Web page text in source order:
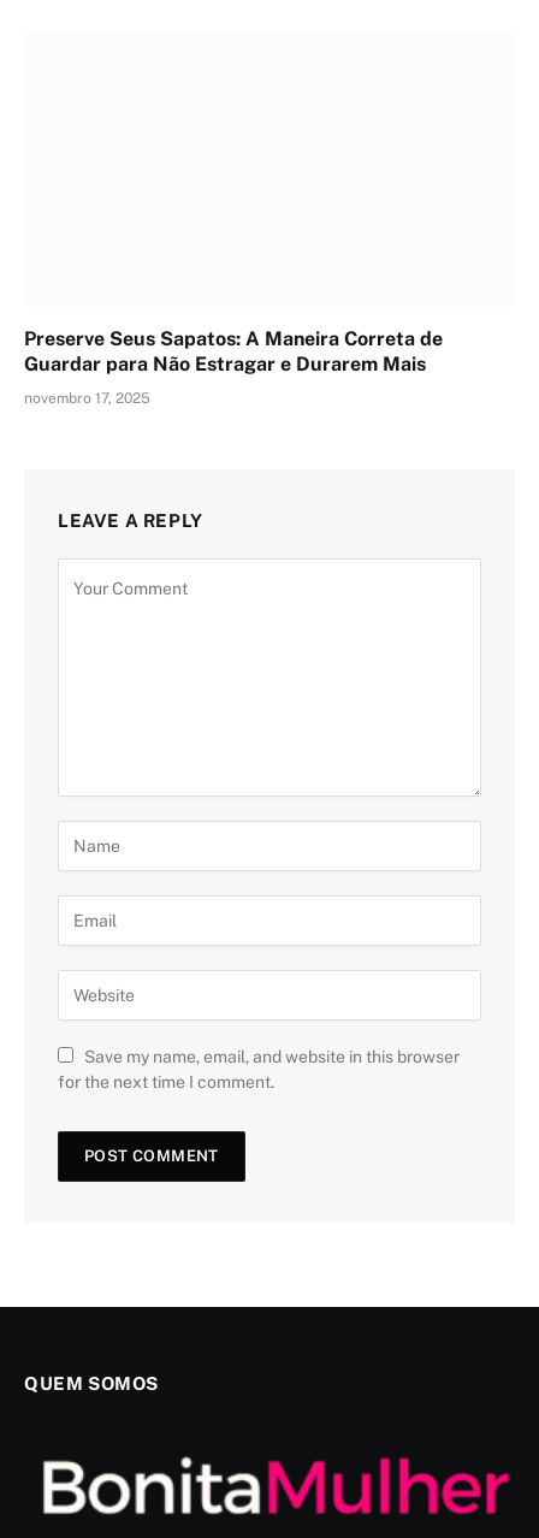
Preserve Seus Sapatos: A Maneira Correta de
Guardar para Não Estragar e Durarem Mais
novembro 17, 2025
LEAVE A REPLY
Save my name, email, and website in this browser
for the next time I comment.
QUEM SOMOS